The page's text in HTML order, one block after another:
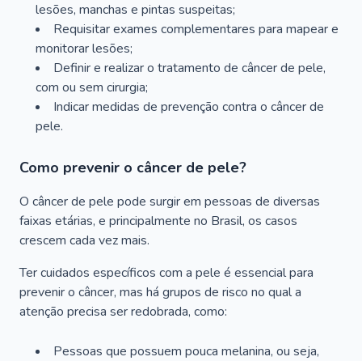
lesões, manchas e pintas suspeitas;
Requisitar exames complementares para mapear e
monitorar lesões;
Definir e realizar o tratamento de câncer de pele,
com ou sem cirurgia;
Indicar medidas de prevenção contra o câncer de
pele.
Como prevenir o câncer de pele?
O câncer de pele pode surgir em pessoas de diversas
faixas etárias, e principalmente no Brasil, os casos
crescem cada vez mais.
Ter cuidados específicos com a pele é essencial para
prevenir o câncer, mas há grupos de risco no qual a
atenção precisa ser redobrada, como:
Pessoas que possuem pouca melanina, ou seja,